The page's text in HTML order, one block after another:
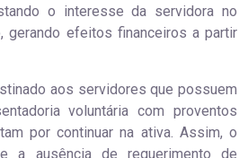
o interesse da servidora no
gerando efeitos financeiros a partir
aos servidores que possuem
voluntária com proventos
por continuar na ativa. Assim, o
a ausência de requerimento de